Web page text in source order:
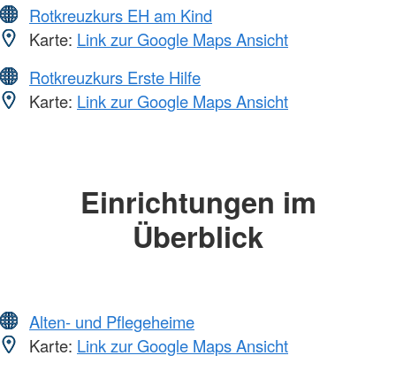
Rotkreuzkurs EH am Kind
Karte: Link zur Google Maps Ansicht
Rotkreuzkurs Erste Hilfe
Karte: Link zur Google Maps Ansicht
Einrichtungen im
Überblick
Alten- und Pflegeheime
Karte: Link zur Google Maps Ansicht